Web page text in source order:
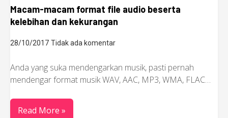
Macam-macam format file audio beserta
kelebihan dan kekurangan
28/10/2017 Tidak ada komentar
Anda yang suka mendengarkan musik, pasti pernah
mendengar format musik WAV, AAC, MP3, WMA, FLAC…
Read More »